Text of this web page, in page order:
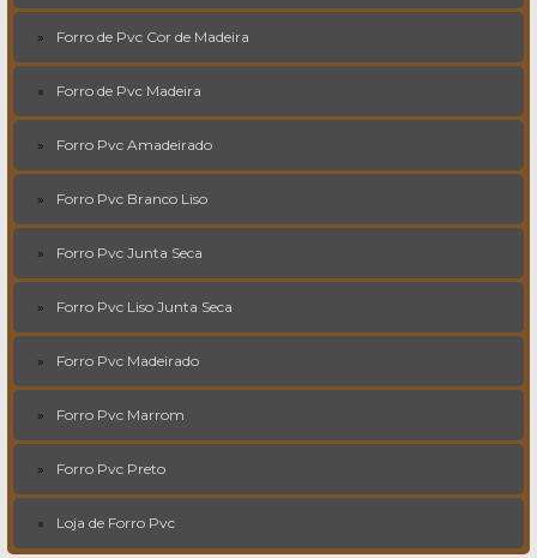
Forro de Pvc Cor de Madeira
Forro de Pvc Madeira
Forro Pvc Amadeirado
Forro Pvc Branco Liso
Forro Pvc Junta Seca
Forro Pvc Liso Junta Seca
Forro Pvc Madeirado
Forro Pvc Marrom
Forro Pvc Preto
Loja de Forro Pvc